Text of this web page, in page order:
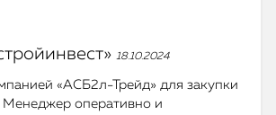
18.10.2024
«АСБ2л-Трейд» для закупки
Менеджер оперативно и